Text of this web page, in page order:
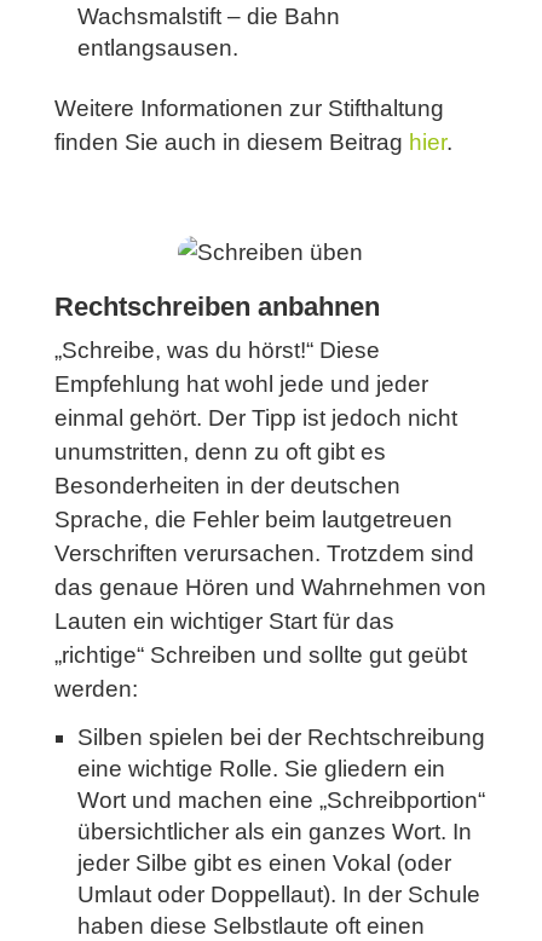
Wachsmalstift – die Bahn
entlangsausen.
Weitere Informationen zur Stifthaltung
finden Sie auch in diesem Beitrag hier.
Rechtschreiben anbahnen
„Schreibe, was du hörst!“ Diese
Empfehlung hat wohl jede und jeder
einmal gehört. Der Tipp ist jedoch nicht
unumstritten, denn zu oft gibt es
Besonderheiten in der deutschen
Sprache, die Fehler beim lautgetreuen
Verschriften verursachen. Trotzdem sind
das genaue Hören und Wahrnehmen von
Lauten ein wichtiger Start für das
„richtige“ Schreiben und sollte gut geübt
werden:
Silben spielen bei der Rechtschreibung
eine wichtige Rolle. Sie gliedern ein
Wort und machen eine „Schreibportion“
übersichtlicher als ein ganzes Wort. In
jeder Silbe gibt es einen Vokal (oder
Umlaut oder Doppellaut). In der Schule
haben diese Selbstlaute oft einen